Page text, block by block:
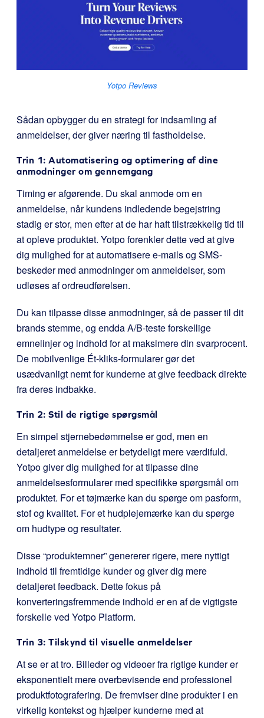
Yotpo Reviews
Sådan opbygger du en strategi for indsamling af
anmeldelser, der giver næring til fastholdelse.
Trin 1: Automatisering og optimering af dine
anmodninger om gennemgang
Timing er afgørende. Du skal anmode om en
anmeldelse, når kundens indledende begejstring
stadig er stor, men efter at de har haft tilstrækkelig tid til
at opleve produktet. Yotpo forenkler dette ved at give
dig mulighed for at automatisere e-mails og SMS-
beskeder med anmodninger om anmeldelser, som
udløses af ordreudførelsen.
Du kan tilpasse disse anmodninger, så de passer til dit
brands stemme, og endda A/B-teste forskellige
emnelinjer og indhold for at maksimere din svarprocent.
De mobilvenlige Ét-kliks-formularer gør det
usædvanligt nemt for kunderne at give feedback direkte
fra deres indbakke.
Trin 2: Stil de rigtige spørgsmål
En simpel stjernebedømmelse er god, men en
detaljeret anmeldelse er betydeligt mere værdifuld.
Yotpo giver dig mulighed for at tilpasse dine
anmeldelsesformularer med specifikke spørgsmål om
produktet. For et tøjmærke kan du spørge om pasform,
stof og kvalitet. For et hudplejemærke kan du spørge
om hudtype og resultater.
Disse “produktemner” genererer rigere, mere nyttigt
indhold til fremtidige kunder og giver dig mere
detaljeret feedback. Dette fokus på
konverteringsfremmende indhold er en af de vigtigste
forskelle ved Yotpo Platform.
Trin 3: Tilskynd til visuelle anmeldelser
At se er at tro. Billeder og videoer fra rigtige kunder er
eksponentielt mere overbevisende end professionel
produktfotografering. De fremviser dine produkter i en
virkelig kontekst og hjælper kunderne med at